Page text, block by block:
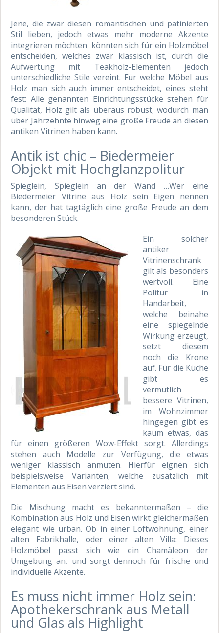
Jene, die zwar diesen romantischen und patinierten
Stil lieben, jedoch etwas mehr moderne Akzente
integrieren möchten, könnten sich für ein Holzmöbel
entscheiden, welches zwar klassisch ist, durch die
Aufwertung mit Teakholz-Elementen jedoch
unterschiedliche Stile vereint. Für welche Möbel aus
Holz man sich auch immer entscheidet, eines steht
fest: Alle genannten Einrichtungsstücke stehen für
Qualität, Holz gilt als überaus robust, wodurch man
über Jahrzehnte hinweg eine große Freude an diesen
antiken Vitrinen haben kann.
Antik ist chic – Biedermeier
Objekt mit Hochglanzpolitur
Spieglein, Spieglein an der Wand …Wer eine
Biedermeier Vitrine aus Holz sein Eigen nennen
kann, der hat tagtäglich eine große Freude an dem
besonderen Stück.
Ein solcher
antiker
Vitrinenschrank
gilt als besonders
wertvoll. Eine
Politur in
Handarbeit,
welche beinahe
eine spiegelnde
Wirkung erzeugt,
setzt diesem
noch die Krone
auf. Für die Küche
gibt es
vermutlich
bessere Vitrinen,
im Wohnzimmer
hingegen gibt es
kaum etwas, das
für einen größeren Wow-Effekt sorgt. Allerdings
stehen auch Modelle zur Verfügung, die etwas
weniger klassisch anmuten. Hierfür eignen sich
beispielsweise Varianten, welche zusätzlich mit
Elementen aus Eisen verziert sind.
Die Mischung macht es bekanntermaßen – die
Kombination aus Holz und Eisen wirkt gleichermaßen
elegant wie urban. Ob in einer Loftwohnung, einer
alten Fabrikhalle, oder einer alten Villa: Dieses
Holzmöbel passt sich wie ein Chamäleon der
Umgebung an, und sorgt dennoch für frische und
individuelle Akzente.
Es muss nicht immer Holz sein:
Apothekerschrank aus Metall
und Glas als Highlight